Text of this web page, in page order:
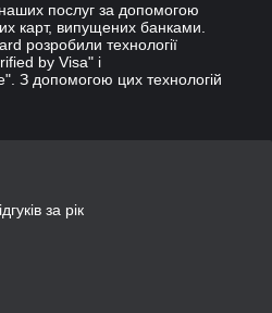
послуг за допомогою
карт, випущених банками.
розробили технології
by Visa" і
З допомогою цих технологій
за рік